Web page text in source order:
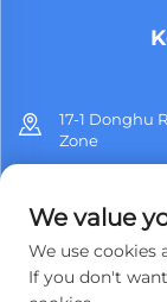
17-1 Donghu
Zone
[email
We value
We use cookies
If you don't